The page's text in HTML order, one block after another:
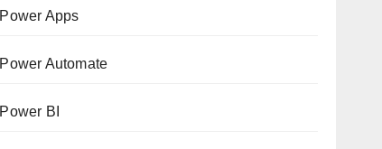
Power Apps
Power Automate
Power BI